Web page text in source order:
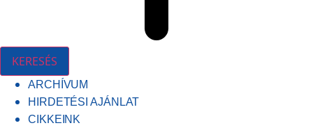
KERESÉS
ARCHÍVUM
HIRDETÉSI AJÁNLAT
CIKKEINK